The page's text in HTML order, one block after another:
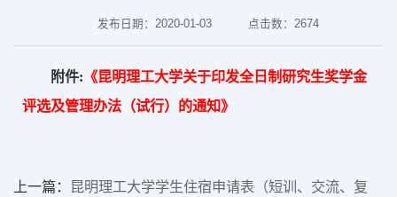
发布日期：2020-01-03 点击数：2674
附件: 《昆明理工大学关于印发全日制研究生奖学金
评选及管理办法（试行）的通知》
上一篇：
昆明理工大学学生住宿申请表（短训、交流、复